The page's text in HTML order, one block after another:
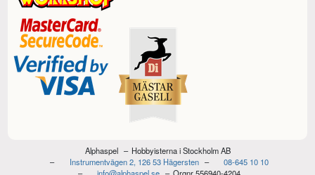
Alphaspel
Hobbyisterna i Stockholm AB
Instrumentvägen 2, 126 53 Hägersten
08-645 10 10